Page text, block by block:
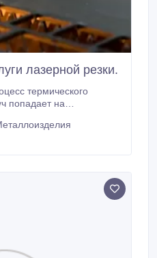
лазерной резки.
термического